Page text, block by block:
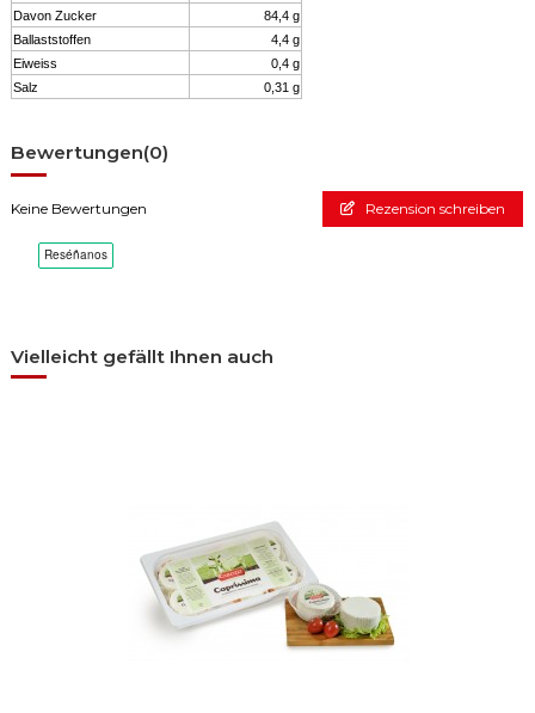
Davon Zucker
84,4 g
Ballaststoffen
4,4 g
Eiweiss
0,4 g
Salz
0,31 g
Bewertungen(0)
Keine Bewertungen Rezension schreiben
Vielleicht gefällt Ihnen auch